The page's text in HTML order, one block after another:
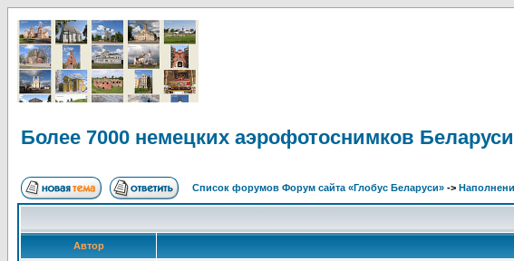
Более 7000 немецких аэрофотоснимков
Список форумов Форум сайта «Глобус Беларуси» ->
Автор